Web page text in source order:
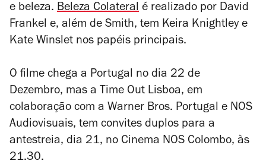
e beleza. Beleza Colateral é realizado por David
Frankel e, além de Smith, tem Keira Knightley e
Kate Winslet nos papéis principais.
O filme chega a Portugal no dia 22 de
Dezembro, mas a Time Out Lisboa, em
colaboração com a Warner Bros. Portugal e NOS
Audiovisuais, tem convites duplos para a
antestreia, dia 21, no Cinema NOS Colombo, às
21.30.